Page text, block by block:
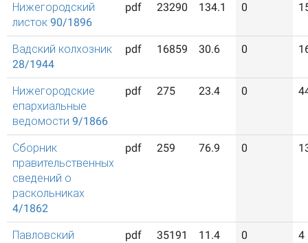
Нижегородский
листок 90/1896
pdf 23290 134.1 0
Вадский колхозник
28/1944
pdf 16859 30.6 0
Нижегородские
епархиальные
ведомости 9/1866
pdf 275 23.4 0
Сборник
правительственных
сведений о
раскольниках
4/1862
pdf 259 76.9 0
Павловский
pdf 35191 11.4 0 4